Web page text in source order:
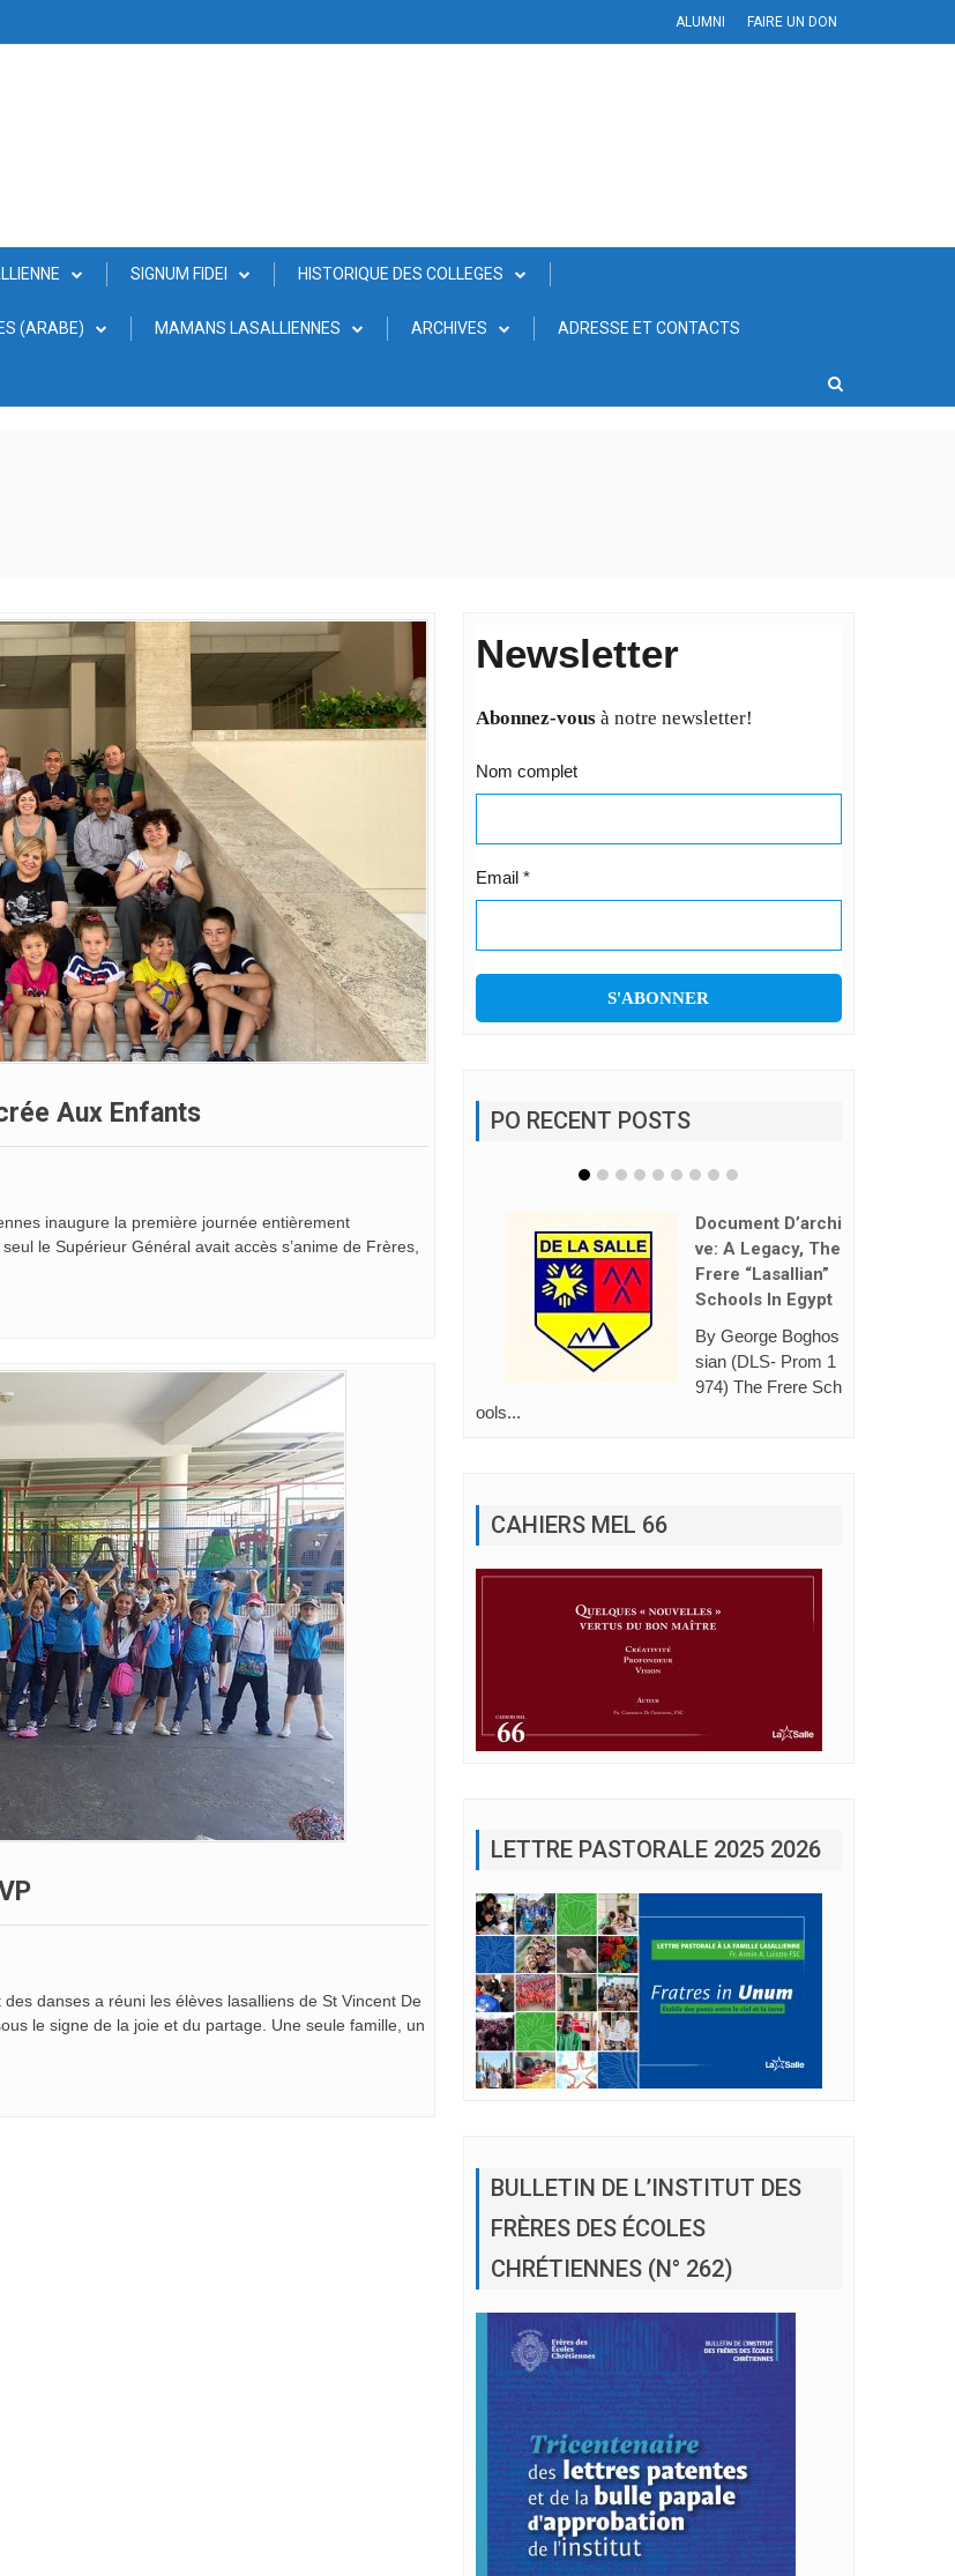
ALUMNI FAIRE UN DON
SIGNUM FIDEI HISTORIQUE DES COLLEGES
(ARABE) MAMANS LASALLIENNES ARCHIVES ADRESSE ET CONTACTS
Aux Enfants
inaugure la première journée entièrement
le Supérieur Général avait accès s’anime de Frères,
danses a réuni les élèves lasalliens de St Vincent De
le signe de la joie et du partage. Une seule famille, un
Newsletter
Abonnez-vousà notre newsletter!
Nom complet
Email *
PO RECENT POSTS
L’hymne Des JMJ
De Séoul Dévoilé
news.va/fr/eglise/n
ews/2026-08/hymn
e...
FRÈRES DES ÉCOLES
CHRÉTIENNES (N° 262)